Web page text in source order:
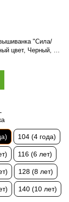
"Сила/
цвет, Черный, 98
104 (4 года)
116 (6 лет)
128 (8 лет)
140 (10 лет)